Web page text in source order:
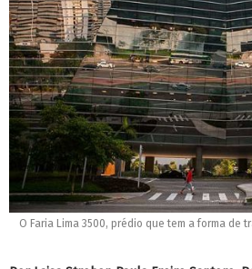
O Faria Lima 3500, prédio que tem a forma de